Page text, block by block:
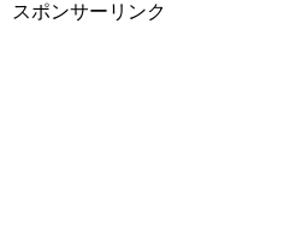
スポンサーリンク